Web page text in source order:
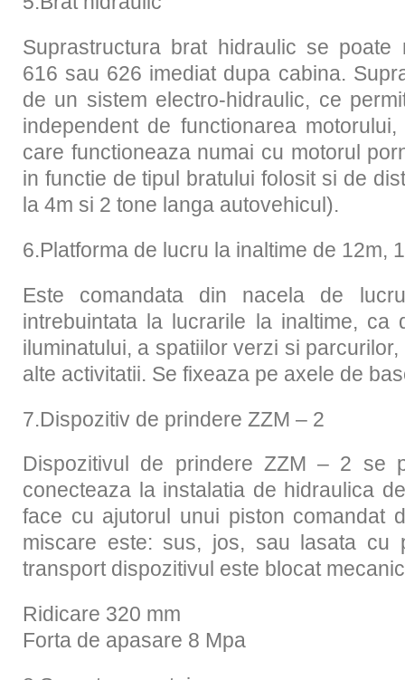
Suprastructura brat hidraulic se poate
616 sau 626 imediat dupa cabina.
de un sistem electro-hidraulic, ce
independent de functionarea
care functioneaza numai cu motorul
in functie de tipul bratului folosit si de
la 4m si 2 tone langa autovehicul).
6.Platforma de lucru la inaltime de 12m,
Este comandata din nacela de
intrebuintata la lucrarile la inaltime, ca
iluminatului, a spatiilor verzi si
alte activitatii. Se fixeaza pe axele de
7.Dispozitiv de prindere ZZM – 2
Dispozitivul de prindere ZZM – 2 se
conecteaza la instalatia de hidraulica
face cu ajutorul unui piston comandat
miscare este: sus, jos, sau lasata cu
transport dispozitivul este blocat
Ridicare 320 mm
Forta de apasare 8 Mpa